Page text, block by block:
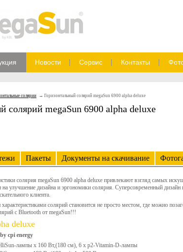
Новости Сервис Контакты
солярии Горизонтальный солярий megaSun 6900 alpha deluxe
солярий megaSun 6900 alpha deluxe
Пакеты Документы на скачивание
солярия megaSun 6900 alpha deluxe привлекают взгляд самых
на улучшение дизайна и эргономики солярия. Суперсовременный
клиента.
солярий становится не просто местом, где можно
с Bluetooth от megaSun!!!
deluxe
cpi energy
лампы x 160 Вт,(180 см), 6 x p2-Vitamin-D-лампы